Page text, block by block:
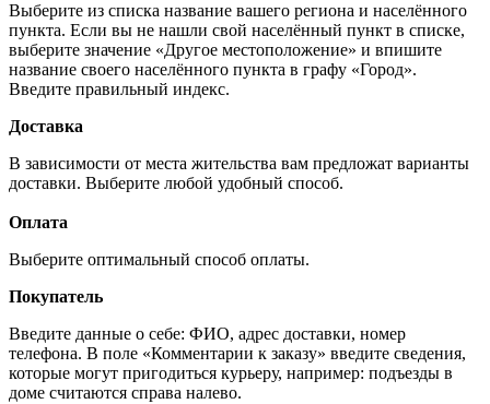
Выберите из списка название вашего региона и населённого
пункта. Если вы не нашли свой населённый пункт в списке,
выберите значение «Другое местоположение» и впишите
название своего населённого пункта в графу «Город».
Введите правильный индекс.
Доставка
В зависимости от места жительства вам предложат варианты
доставки. Выберите любой удобный способ.
Оплата
Выберите оптимальный способ оплаты.
Покупатель
Введите данные о себе: ФИО, адрес доставки, номер
телефона. В поле «Комментарии к заказу» введите сведения,
которые могут пригодиться курьеру, например: подъезды в
доме считаются справа налево.